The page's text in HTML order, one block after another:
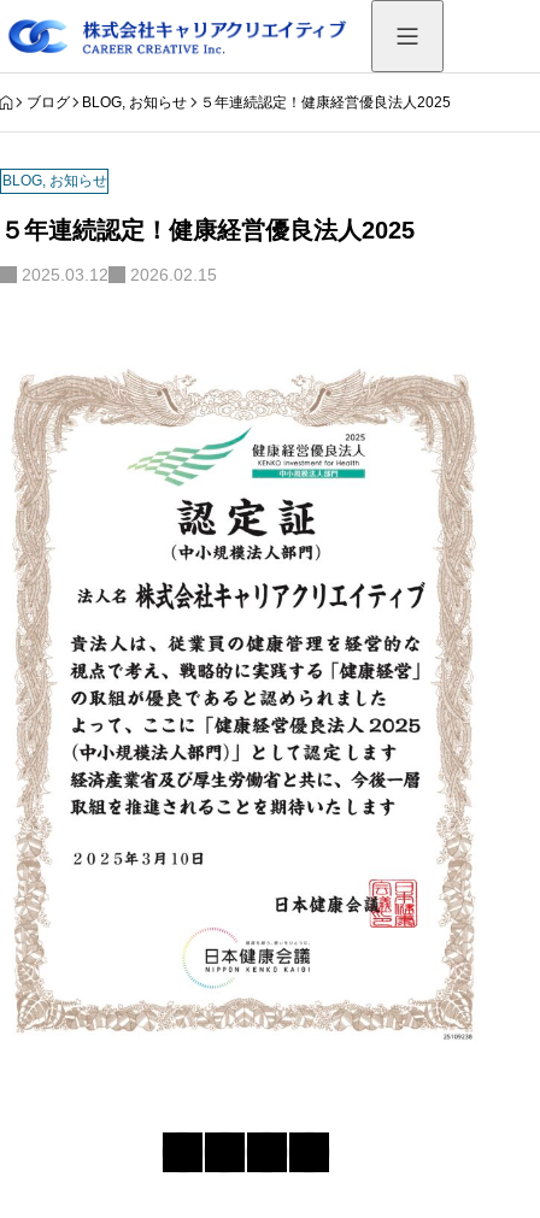
HOME
ブログ BLOG, お知らせ ５年連続認定！健康経営優良法人2025
BLOG, お知らせ
５年連続認定！健康経営優良法人2025
2025.03.12 2026.02.15